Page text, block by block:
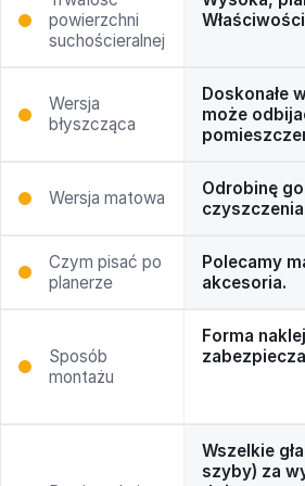
powierzchni
suchościeralnej
Wersja
błyszcząca
Doskonałe
może
Wersja matowa
Odrobinę
Czym pisać po
planerze
Polecamy
akcesoria.
Sposób
montażu
Forma
Wszelkie
szyby) za